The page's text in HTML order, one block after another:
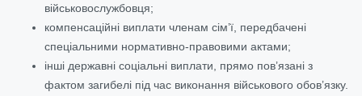
військовослужбовця;
компенсаційні виплати членам сім’ї, передбачені
спеціальними нормативно-правовими актами;
інші державні соціальні виплати, прямо пов’язані з
фактом загибелі під час виконання військового обов’язку.